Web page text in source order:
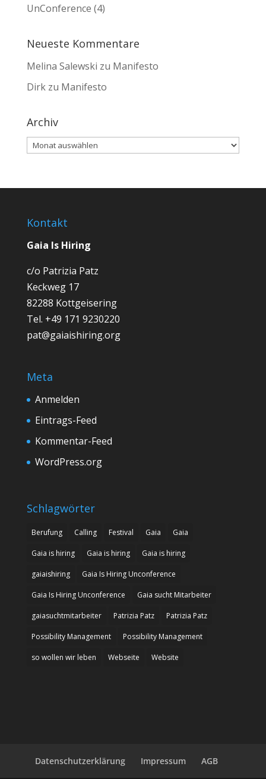
UnConference (4)
Neueste Kommentare
Melina Salewski zu Manifesto
Dirkzu Manifesto
Archiv
Archiv
Kontakt
Gaia Is Hiring
c/o Patrizia Patz
Keckweg 17
82288 Kottgeisering
Tel. +49 171 9230220
pat@gaiaishiring.org
Meta
Anmelden
Eintrags-Feed
Kommentar-Feed
WordPress.org
Schlagwörter
Berufung Calling Festival Gaia Gaia
Gaia is hiring Gaia is hiring Gaia is hiring
gaiaishiring Gaia Is Hiring Unconference
Gaia Is Hiring Unconference Gaia sucht Mitarbeiter
gaiasuchtmitarbeiter Patrizia Patz Patrizia Patz
Possibility Management Possibility Management
so wollen wir leben Webseite Website
Datenschutzerklärung Impressum AGB